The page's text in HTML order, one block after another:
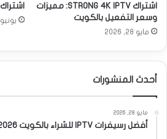
اشتراك STRONG 4K IPTV: مميزات
وسعر التفعيل بالكويت
مايو 28, 2026
اشتراك Hydra TV IPTV
يونيو 14, 2026
أحدث المنشورات
مايو 28, 2026
أفضل رسيفرات IPTV للشراء بالكويت 2026: دليلك الكامل